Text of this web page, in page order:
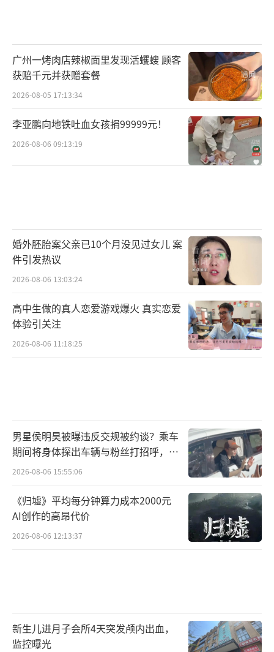
广州一烤肉店辣椒面里发现活蠼螋 顾客
获赔千元并获赠套餐
2026-08-05 17:13:34
李亚鹏向地铁吐血女孩捐99999元！
2026-08-06 09:13:19
婚外胚胎案父亲已10个月没见过女儿 案
件引发热议
2026-08-06 13:03:24
高中生做的真人恋爱游戏爆火 真实恋爱
体验引关注
2026-08-06 11:18:25
男星侯明昊被曝违反交规被约谈？乘车
期间将身体探出车辆与粉丝打招呼，当
地交警回应
2026-08-06 15:55:06
《归墟》平均每分钟算力成本2000元
AI创作的高昂代价
2026-08-06 12:13:37
新生儿进月子会所4天突发颅内出血，
监控曝光